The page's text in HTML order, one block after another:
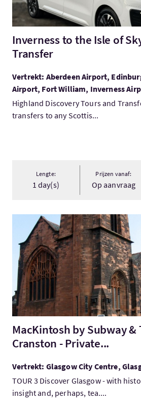
Inverness to the Isle of
Transfer
Vertrekt: Aberdeen Airport,
Airport, Fort William, Inverness
Highland Discovery Tours and
transfers to any Scottis...
Lengte:
1 day(s)
Prijzen vanaf:
Op aanvraag
Bezoek:MacKintosh by Subway &
MacKintosh by Subway &
Cranston - Private...
Vertrekt: Glasgow City Centre,
TOUR 3 Discover Glasgow - with
insight and, perhaps, tea....